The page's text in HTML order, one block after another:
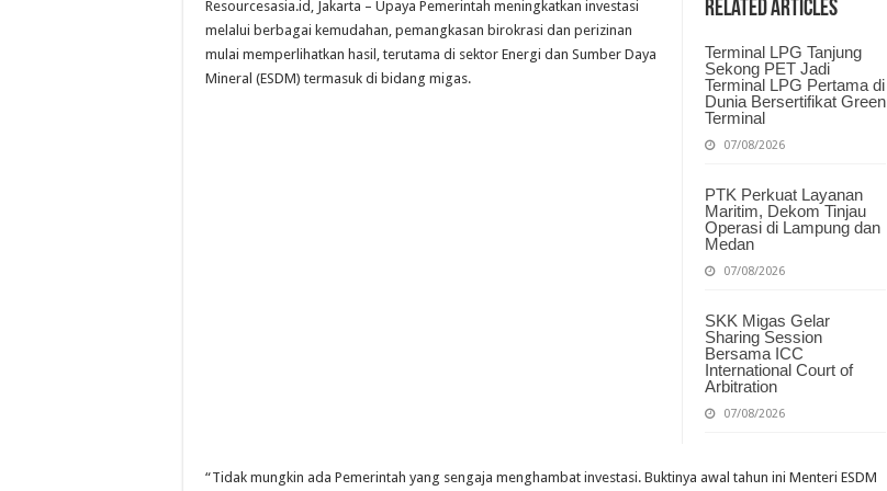
Related Articles
Terminal LPG Tanjung
Sekong PET Jadi
Terminal LPG Pertama di
Dunia Bersertifikat Green
Terminal
07/08/2026
PTK Perkuat Layanan
Maritim, Dekom Tinjau
Operasi di Lampung dan
Medan
07/08/2026
SKK Migas Gelar
Sharing Session
Bersama ICC
International Court of
Arbitration
07/08/2026
Resourcesasia.id, Jakarta – Upaya Pemerintah meningkatkan investasi
melalui berbagai kemudahan, pemangkasan birokrasi dan perizinan
mulai memperlihatkan hasil, terutama di sektor Energi dan Sumber Daya
Mineral (ESDM) termasuk di bidang migas.
“Tidak mungkin ada Pemerintah yang sengaja menghambat investasi. Buktinya awal tahun ini Menteri ESDM